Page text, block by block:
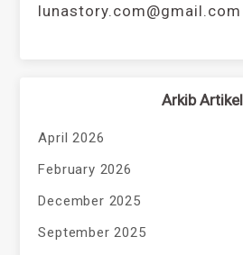
lunastory.com@gmail.com
Arkib Artikel
April 2026
February 2026
December 2025
September 2025